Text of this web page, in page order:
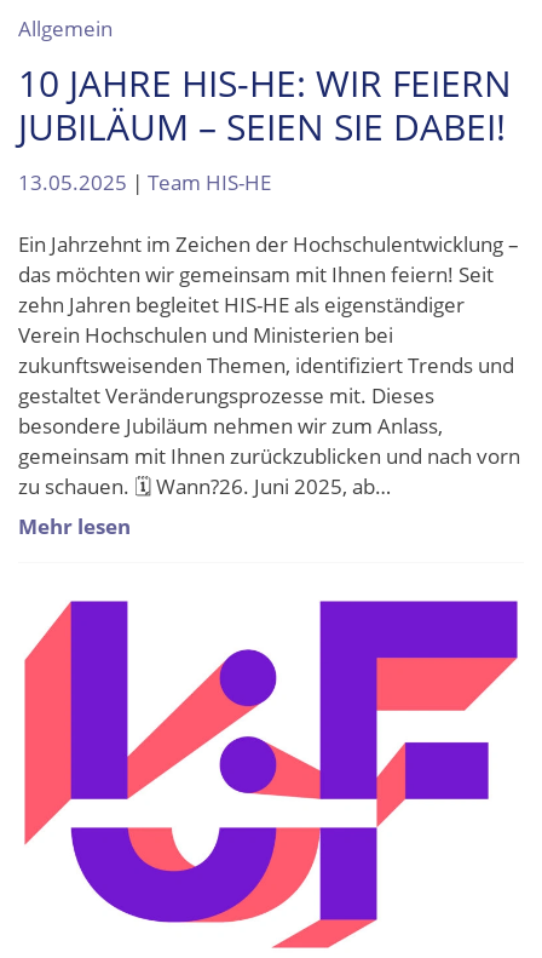
Allgemein
10 JAHRE HIS-HE: WIR FEIERN
JUBILÄUM – SEIEN SIE DABEI!
13.05.2025 | Team HIS-HE
Ein Jahrzehnt im Zeichen der Hochschulentwicklung –
das möchten wir gemeinsam mit Ihnen feiern! Seit
zehn Jahren begleitet HIS-HE als eigenständiger
Verein Hochschulen und Ministerien bei
zukunftsweisenden Themen, identifiziert Trends und
gestaltet Veränderungsprozesse mit. Dieses
besondere Jubiläum nehmen wir zum Anlass,
gemeinsam mit Ihnen zurückzublicken und nach vorn
zu schauen. 🗓 Wann?26. Juni 2025, ab…
Mehr lesen